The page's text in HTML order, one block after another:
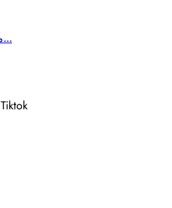
Eau De Menthe Distillée ماء ال...
Tiktok